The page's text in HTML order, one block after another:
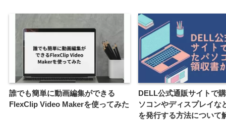
誰でも簡単に動画編集ができる
FlexClip Video Makerを使ってみた
DELL公式通販サイトで
ソコンやディスプレイな
を発行する方法について